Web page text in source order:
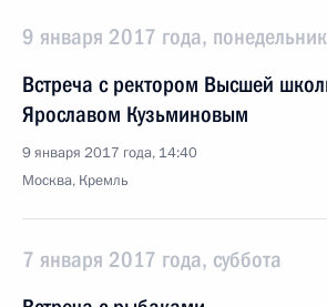
9 января 2017 года, понедельник
Встреча с ректором Высшей
Ярославом Кузьминовым
9 января 2017 года, 14:40
Москва, Кремль
7 января 2017 года, суббота